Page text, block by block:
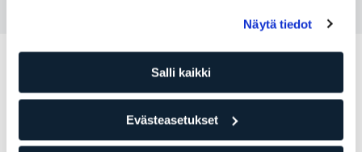
Näytä tiedot
Salli kaikki
Evästeasetukset
Muita Personal Trainereita, jotka
voisivat sopia sinulle
Victor Kilefors
Personal Trainer